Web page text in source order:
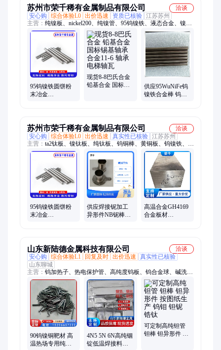
苏州市荣千稀有金属制品有限公司
洽谈
安心购
综合体验L0 出价迅速 资质已核验 江苏苏州
主营： 纯镍板、nickel200、纯镍管、95钨镍铁、液态合金、镍铁
718棒、记忆合金、镍铜合金管、镍铬钼合金、镍钛合金丝、镍
合金圆棒、铜镍合金棒材、镍钛丝、钨钓鱼坠、液态金属、粉末
烧结、导热导电、电解镍板、导热铟丝
95钨镍铁圆饼粉
末冶金
现货8-8巴氏合金
铅基合金 国标锡
供应95WuNiFe钨
镍铁合金棒 钨基
苏州市荣千稀有金属制品有限公司
洽谈
安心购
综合体验L0 出价迅速 真实性已核验 江苏苏州
主营： ta2钛板、镍钛板、纯钛板、钨铜棒、黄铜板、钨镍铁、镁
合金、合金板、钨坩埚、镁板材、钛ta1板、管铌棒、钛带tc4、
记忆镍、棒铌管、钛板ta3、管铌片、钨铼丝、板铟带、钨绞丝、
钨铈棒、6061铝板、2021铝板、6063铝管、板材yg15
95钨镍铁圆饼粉
末冶金
供应焊接铌加工
异形件NB铌棒铌
高温合金GH4169
合金板材
山东新陆德金属科技有限公司
洽谈
安心购
综合体验L1 回复及时 出价迅速
真实性已核验
山东聊城
主营： 钨加热子、热电保护管、高纯度钨板、钨合金球、碱洗面
磨光钨板
90钨镍铜靶材 高
温热场专用纯钨
4N5 5N 6N高纯铟
锭低温焊接料基
可定制高纯钽管
钽棒 钽异形件 按